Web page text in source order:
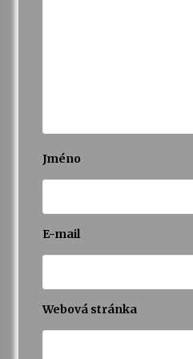
Jméno
E-mail
Webová stránka